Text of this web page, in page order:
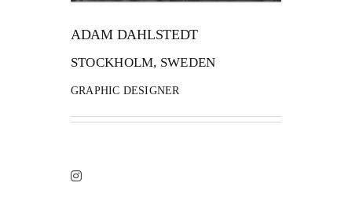
FANZINETECA.PTADAM DAHLSTEDT
STOCKHOLM, SWEDEN
GRAPHIC DESIGNER